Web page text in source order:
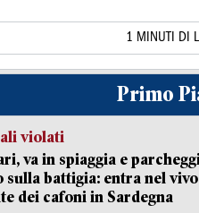
1 MINUTI DI
Primo
violati
va in spiaggia e
sulla battigia: entra nel vivo
dei cafoni in Sardegna